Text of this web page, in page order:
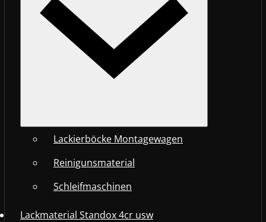
Lackierböcke Montagewagen
Reinigunsmaterial
Schleifmaschinen
Lackmaterial Standox 4cr usw